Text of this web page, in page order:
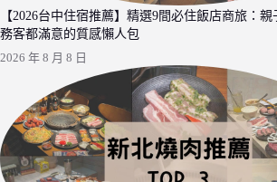
【2026台中住宿推薦】精選9間必住飯店商旅：
務客都滿意的質感懶人包
2026 年 8 月 8 日